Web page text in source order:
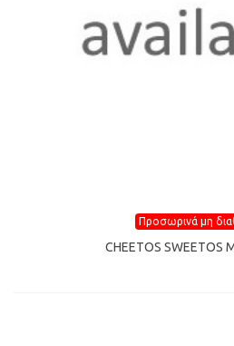
Προσωρινά μη
CHEETOS SWEETOS